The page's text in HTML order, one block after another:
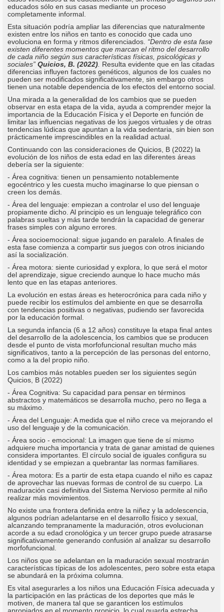
educados sólo en sus casas mediante un proceso
completamente informal.
Esta situación podría ampliar las diferencias que naturalmente
existen entre los niños en tanto es conocido que cada uno
evoluciona en forma y ritmos diferenciados. “Dentro de esta fase
existen diferentes momentos que marcan el ritmo del desarrollo
de cada niño según sus características físicas, psicológicas y
sociales” Quicios, B. (2022). Resulta evidente que en las citadas
diferencias influyen factores genéticos, algunos de los cuales no
pueden ser modificados significativamente, sin embargo otros
tienen una notable dependencia de los efectos del entorno social.
Una mirada a la generalidad de los cambios que se pueden
observar en esta etapa de la vida, ayuda a comprender mejor la
importancia de la Educación Física y el Deporte en función de
limitar las influencias negativas de los juegos virtuales y de otras
tendencias lúdicas que apuntan a la vida sedentaria, sin bien son
prácticamente imprescindibles en la realidad actual.
Continuando con las consideraciones de Quicios, B (2022) la
evolución de los niños de esta edad en las diferentes áreas
debería ser la siguiente:
- Área cognitiva: tienen un pensamiento notablemente
egocéntrico y les cuesta mucho imaginarse lo que piensan o
creen los demás.
- Área del lenguaje: empiezan a controlar el uso del lenguaje
propiamente dicho. Al principio es un lenguaje telegráfico con
palabras sueltas y más tarde tendrán la capacidad de generar
frases simples con alguno errores.
- Área socioemocional: sigue jugando en paralelo. A finales de
esta fase comienza a compartir sus juegos con otros iniciando
así la socialización.
- Área motora: siente curiosidad y explora, lo que será el motor
del aprendizaje, sigue creciendo aunque lo hace mucho más
lento que en las etapas anteriores.
La evolución en estas áreas es heterocrónica para cada niño y
puede recibir los estímulos del ambiente en que se desarrolla
con tendencias positivas o negativas, pudiendo ser favorecida
por la educación formal.
La segunda infancia (6 a 12 años) constituye la etapa final antes
del desarrollo de la adolescencia, los cambios que se producen
desde el punto de vista morfofuncional resultan mucho más
significativos, tanto a la percepción de las personas del entorno,
como a la del propio niño.
Los cambios más notables pueden ser los siguientes según
Quicios, B (2022)
- Área Cognitiva: Su capacidad para pensar en términos
abstractos y matemáticos se desarrolla mucho, pero no llega a
su máximo.
- Área del Lenguaje: A medida que el niño crece va mejorando el
uso del lenguaje y de la comunicación.
- Área socio - emocional: La imagen que tiene de sí mismo
adquiere mucha importancia y trata de ganar amistad de quienes
considera importantes. El círculo social de iguales configura su
identidad y se empiezan a quebrantar las normas familiares.
- Área motora: Es a partir de esta etapa cuando el niño es capaz
de aprovechar las nuevas formas de control de su cuerpo. La
maduración casi definitiva del Sistema Nervioso permite al niño
realizar más movimientos.
No existe una frontera definida entre la niñez y la adolescencia,
algunos podrían adelantarse en el desarrollo físico y sexual,
alcanzando tempranamente la maduración, otros evolucionan
acorde a su edad cronológica y un tercer grupo puede atrasarse
significativamente generando confusión al analizar su desarrollo
morfofuncional.
Los niños que se adelantan en la maduración sexual mostrarán
características típicas de los adolescentes, pero sobre esta etapa
se abundará en la próxima columna.
Es vital asegurarles a los niños una Educación Física adecuada y
la participación en las prácticas de los deportes que más le
motiven, de manera tal que se garanticen los estímulos